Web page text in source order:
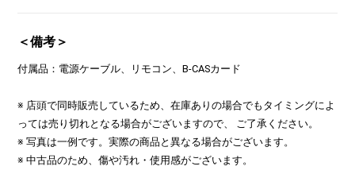
＜備考＞
付属品：電源ケーブル、リモコン、B-CASカード
※ 店頭で同時販売しているため、在庫ありの場合でもタイミングによ
っては売り切れとなる場合がございますので、 ご了承ください。
※ 写真は一例です。実際の商品と異なる場合がございます。
※ 中古品のため、傷や汚れ・使用感がございます。